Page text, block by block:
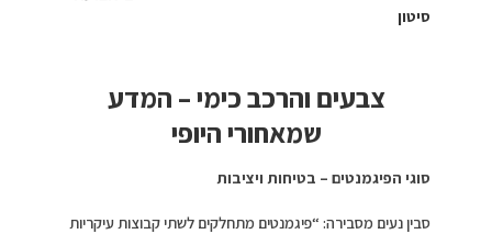
סיטון
צבעים והרכב כימי – המדע
שמאחורי היופי
סוגי הפיגמנטים – בטיחות ויציבות
סבין נעים מסבירה: “פיגמנטים מתחלקים לשתי קבוצות עיקריות